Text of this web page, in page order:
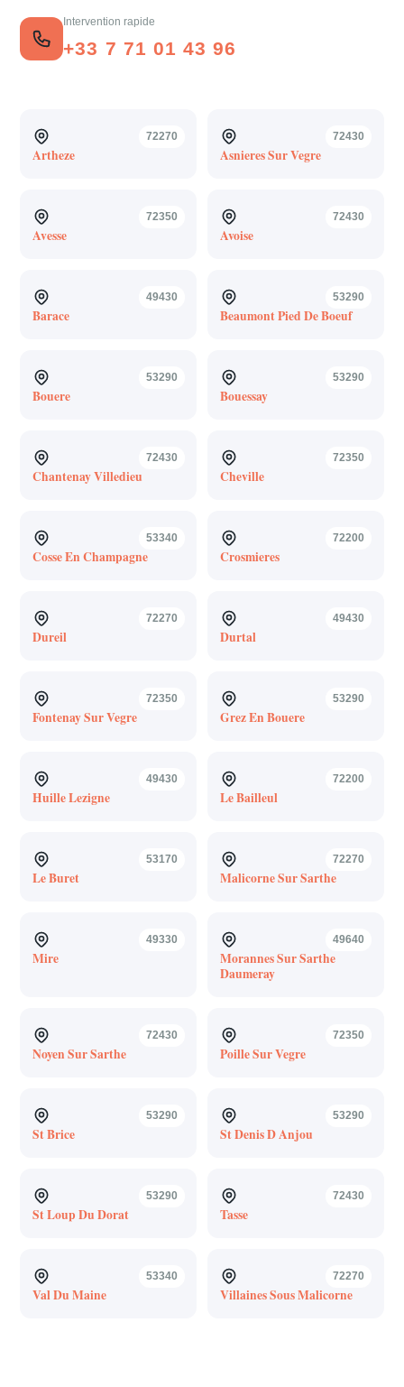
Intervention rapide
+33 7 71 01 43 96
72270
Artheze
72430
Asnieres Sur Vegre
72350
Avesse
72430
Avoise
49430
Barace
53290
Beaumont Pied De Boeuf
53290
Bouere
53290
Bouessay
72430
Chantenay Villedieu
72350
Cheville
53340
Cosse En Champagne
72200
Crosmieres
72270
Dureil
49430
Durtal
72350
Fontenay Sur Vegre
53290
Grez En Bouere
49430
Huille Lezigne
72200
Le Bailleul
53170
Le Buret
72270
Malicorne Sur Sarthe
49330
Mire
49640
Morannes Sur Sarthe
Daumeray
72430
Noyen Sur Sarthe
72350
Poille Sur Vegre
53290
St Brice
53290
St Denis D Anjou
53290
St Loup Du Dorat
72430
Tasse
53340
Val Du Maine
72270
Villaines Sous Malicorne